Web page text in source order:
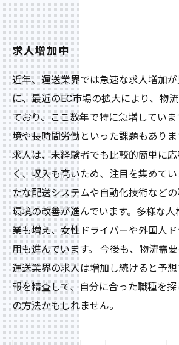
求人増加中
近年、運送業界では急速な求人増加
に、最近のEC市場の拡大により、物
ており、ここ数年で特に急増してい
境や長時間労働といった課題もあり
求人は、未経験者でも比較的簡単に
く、収入も高いため、注目を集めてい
たな配送システムや自動化技術など
環境の改善が進んでいます。多様な
業も増え、女性ドライバーや外国人
用も進んでいます。 今後も、物流需要
運送業界の求人は増加し続けると予
報を精査して、自分に合った職種を
の方法かもしれません。